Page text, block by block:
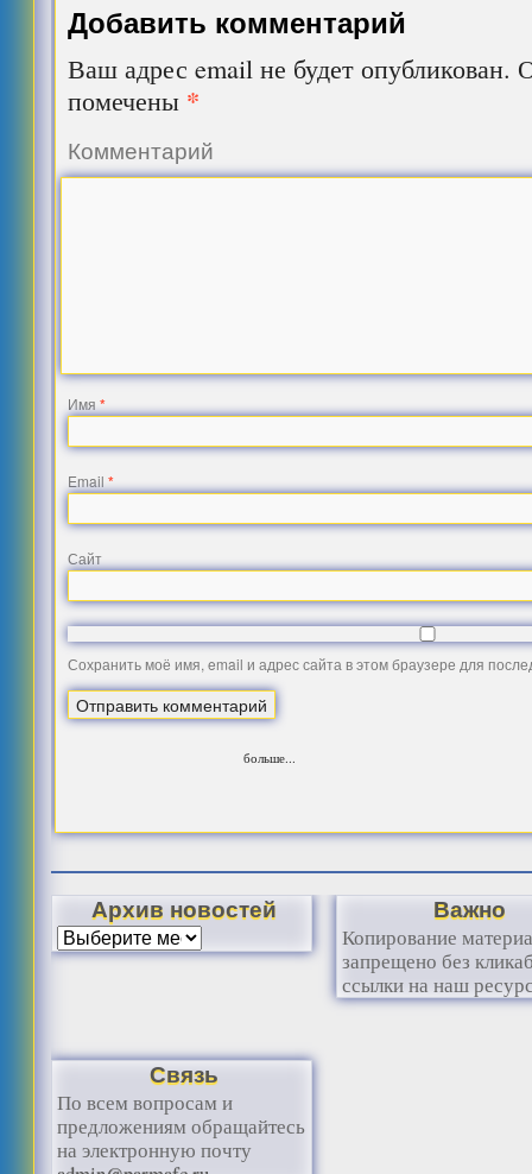
Добавить комментарий
Ваш адрес email не будет опубликован.
помечены *
Комментарий
Имя*
Email*
Сайт
Сохранить моё имя, email и адрес сайта в этом браузере для
больше...
Архив новостей Важно
Копирование
запрещено без
ссылки на наш
Связь
По всем вопросам и
предложениям обращайтесь
на электронную почту